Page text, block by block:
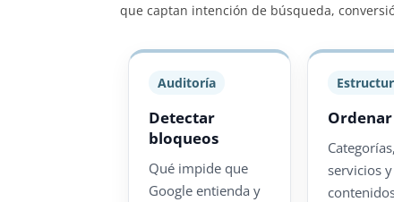
que captan intención de búsqueda,
Auditoría
Detectar
bloqueos
Qué impide que
Google entienda y
Categorías,
servicios y